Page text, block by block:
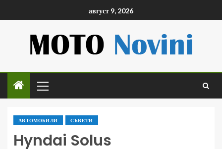
август 9, 2026
АВТОМОБИЛИ СЪВЕТИ
Hyndai Solus